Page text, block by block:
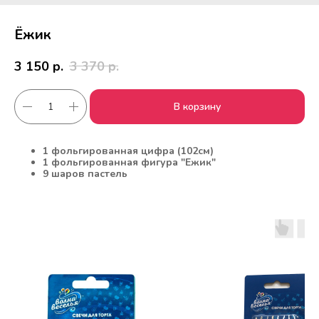
Ëжик
3 150 р. 3 370 р.
В корзину
1 фольгированная цифра (102см)
1 фольгированная фигура "Ежик"
9 шаров пастель